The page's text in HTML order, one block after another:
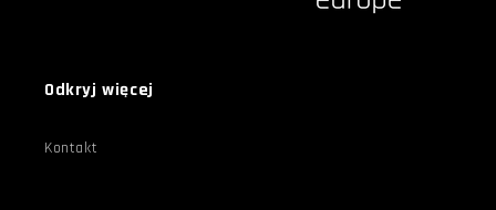
Odkryj więcej
Kontakt